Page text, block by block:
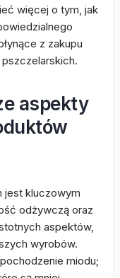
więcej o tym, jak
z zakupu
aspekty
jest kluczowym
odżywczą oraz
aspektów,
wyrobów.
miodu;